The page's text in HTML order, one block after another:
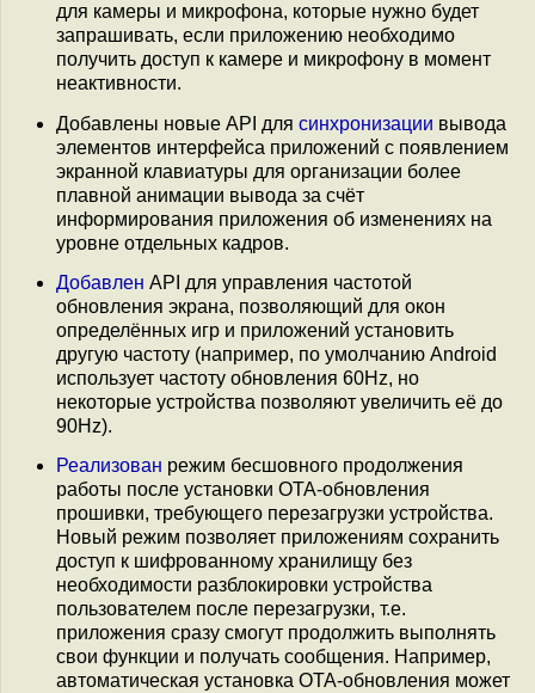
для камеры и микрофона, которые нужно будет
запрашивать, если приложению необходимо
получить доступ к камере и микрофону в момент
неактивности.
Добавлены новые API для синхронизации вывода
элементов интерфейса приложений с появлением
экранной клавиатуры для организации более
плавной анимации вывода за счёт
информирования приложения об изменениях на
уровне отдельных кадров.
Добавлен API для управления частотой
обновления экрана, позволяющий для окон
определённых игр и приложений установить
другую частоту (например, по умолчанию Android
использует частоту обновления 60Hz, но
некоторые устройства позволяют увеличить её до
90Hz).
Реализован режим бесшовного продолжения
работы после установки OTA-обновления
прошивки, требующего перезагрузки устройства.
Новый режим позволяет приложениям сохранить
доступ к шифрованному хранилищу без
необходимости разблокировки устройства
пользователем после перезагрузки, т.е.
приложения сразу смогут продолжить выполнять
свои функции и получать сообщения. Например,
автоматическая установка OTA-обновления может